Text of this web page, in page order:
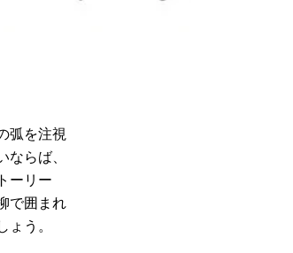
弧を注視
らば、
ーリー
で囲まれ
う。